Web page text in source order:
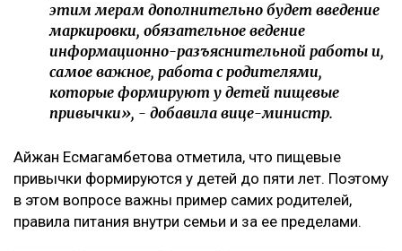
этим мерам дополнительно будет введение
маркировки, обязательное ведение
информационно-разъяснительной работы и,
самое важное, работа с родителями,
которые формируют у детей пищевые
привычки», - добавила вице-министр.
Айжан Есмагамбетова отметила, что пищевые
привычки формируются у детей до пяти лет. Поэтому
в этом вопросе важны пример самих родителей,
правила питания внутри семьи и за ее пределами.